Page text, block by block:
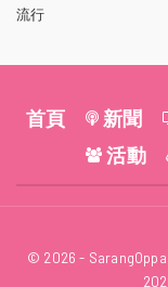
流行
首頁 新聞
活動
© 2026 -